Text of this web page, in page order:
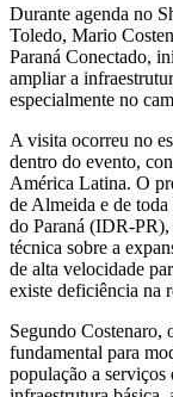
Durante agenda no
Toledo, Mario
Paraná Conectado,
ampliar a
especialmente no
A visita ocorreu no
dentro do evento,
América Latina. O
de Almeida e de
do Paraná (IDR-PR),
técnica sobre a
de alta velocidade
existe deficiência na
Segundo Costenaro,
fundamental para
população a